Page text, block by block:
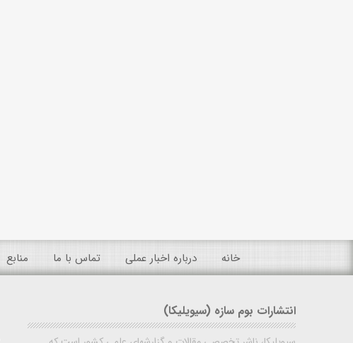
خانه درباره اخبار عملی تماس با ما منابع
انتشارات بوم سازه (سیویلیکا)